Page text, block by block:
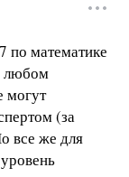
по математике
любом
могут
(за
все же для